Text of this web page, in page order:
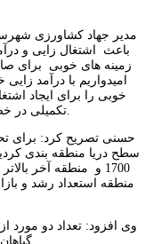
مدیر جهاد کشاورزی
باعث اشتغال زایی و
زمینه های خوبی برای
امیدواریم با درآمد
خوبی را برای ایجاد
حسنی تصریح کرد: برای
منطقه استعداد رشد و
وی افزود: تعداد دو مورد